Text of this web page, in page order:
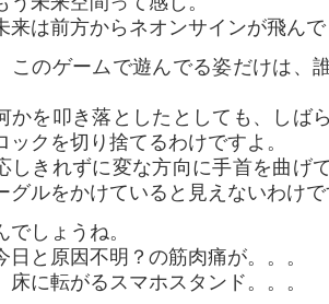
来は前方からネオンサインが飛ん
このゲームで遊んでる姿だけは、
かを叩き落としたとしても、しば
ックを切り捨てるわけですよ。
しきれずに変な方向に手首を曲げ
グルをかけていると見えないわけ
でしょうね。
日と原因不明？の筋肉痛が。。。
床に転がるスマホスタンド。。。